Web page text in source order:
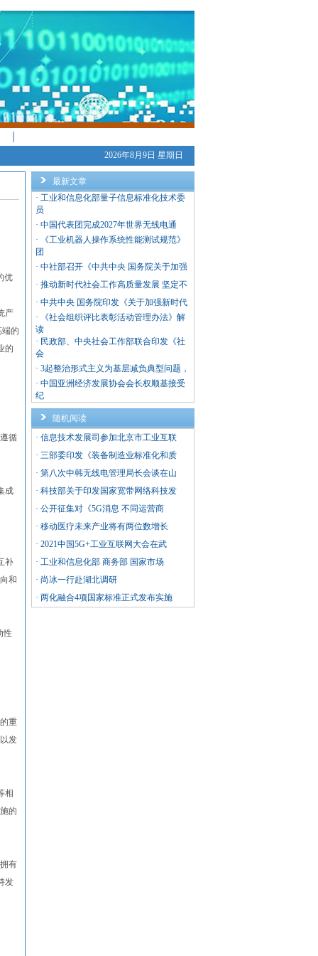
│
2026年8月9日 星期日
优
产
的
的
循
成
补
和
性
重
发
相
的
有
发
最新文章
· 工业和信息化部量子信息标准化技术委
员
· 中国代表团完成2027年世界无线电通
·
《工业机器人操作系统性能测试规范》
团
· 中社部召开《中共中央 国务院关于加强
· 推动新时代社会工作高质量发展 坚定不
· 中共中央 国务院印发《关于加强新时代
·
《社会组织评比表彰活动管理办法》解
读
· 民政部、中央社会工作部联合印发《社
会
· 3起整治形式主义为基层减负典型问题，
· 中国亚洲经济发展协会会长权顺基接受
纪
随机阅读
· 信息技术发展司参加北京市工业互联
· 三部委印发《装备制造业标准化和质
· 第八次中韩无线电管理局长会谈在山
· 科技部关于印发国家宽带网络科技发
· 公开征集对《5G消息 不同运营商
· 移动医疗未来产业将有两位数增长
· 2021中国5G+工业互联网大会在武
· 工业和信息化部 商务部 国家市场
· 尚冰一行赴湖北调研
· 两化融合4项国家标准正式发布实施